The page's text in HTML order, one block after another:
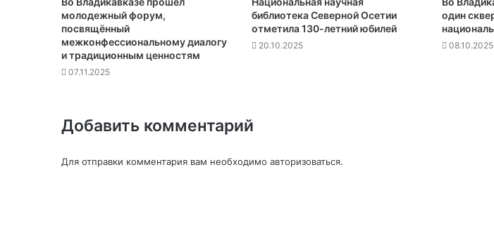
молодежный форум,
посвящённый
межконфессиональному диалогу
и традиционным ценностям
07.11.2025
библиотека Северной Осетии
отметила 130-летний юбилей
20.10.2025
один
08.10.2025
Добавить комментарий
Для отправки комментария вам необходимо авторизоваться.